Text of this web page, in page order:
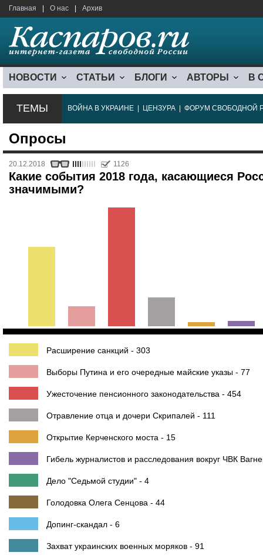
Главная О нас Архив
НОВОСТИ СТАТЬИ БЛОГИ АВТОРЫ В
ТЕМЫ ВОЙНА В УКРАИНЕ ЦЕНЗУРА ФОРУМ СВОБОДНОЙ
Опросы
20.12.2018 1126
Какие события 2018 года, касающиеся
значимыми?
Расширение санкций - 303
Выборы Путина и его очередные майские указы - 77
Ужесточение пенсионного законодательства - 454
Отравление отца и дочери Скрипалей - 111
Открытие Керченского моста - 15
Гибель журналистов и расследования вокруг ЧВК
Дело "Седьмой студии" - 4
Голодовка Олега Сенцова - 44
Допинг-скандал - 6
Захват украинских военных моряков - 91